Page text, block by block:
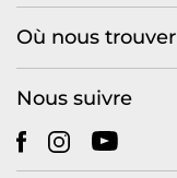
Où nous trouver
Nous suivre